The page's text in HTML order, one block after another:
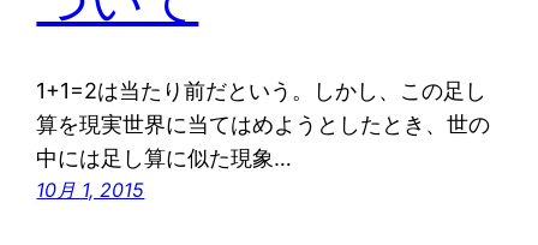
1+1=2は当たり前だという。しかし、この足し
算を現実世界に当てはめようとしたとき、世の
中には足し算に似た現象…
10月 1, 2015